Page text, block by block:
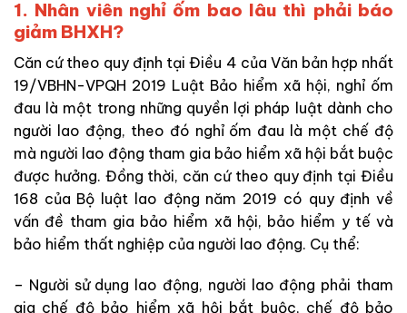
1. Nhân viên nghỉ ốm bao lâu thì phải báo
giảm BHXH?
Căn cứ theo quy định tại Điều 4 của Văn bản hợp nhất
19/VBHN-VPQH 2019 Luật Bảo hiểm xã hội, nghỉ ốm
đau là một trong những quyền lợi pháp luật dành cho
người lao động, theo đó nghỉ ốm đau là một chế độ
mà người lao động tham gia bảo hiểm xã hội bắt buộc
được hưởng. Đồng thời, căn cứ theo quy định tại Điều
168 của Bộ luật lao động năm 2019 có quy định về
vấn đề tham gia bảo hiểm xã hội, bảo hiểm y tế và
bảo hiểm thất nghiệp của người lao động. Cụ thể:
– Người sử dụng lao động, người lao động phải tham
gia chế độ bảo hiểm xã hội bắt buộc, chế độ bảo